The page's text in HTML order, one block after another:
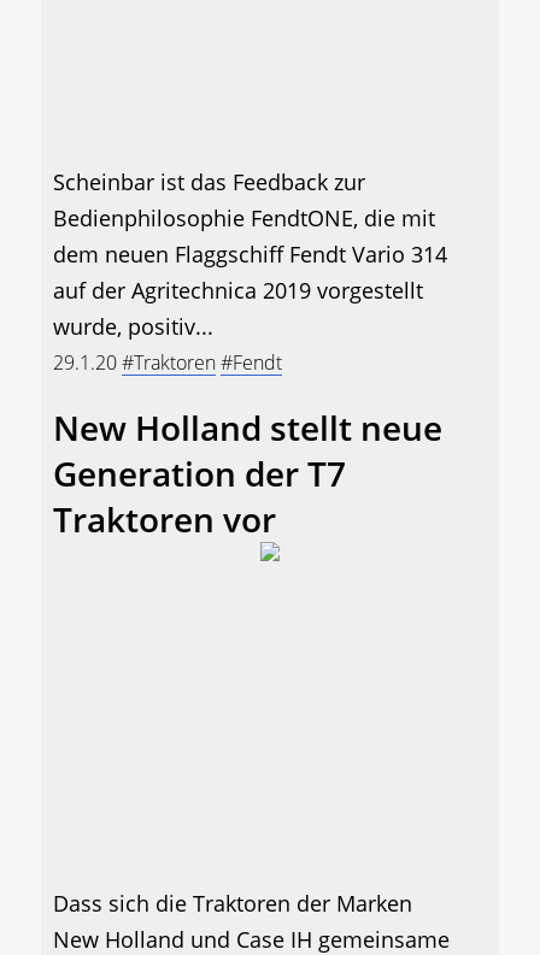
Scheinbar ist das Feedback zur
Bedienphilosophie FendtONE, die mit
dem neuen Flaggschiff Fendt Vario 314
auf der Agritechnica 2019 vorgestellt
wurde, positiv...
29.1.20#Traktoren#Fendt
New Holland stellt neue
Generation der T7
Traktoren vor
Dass sich die Traktoren der Marken
New Holland und Case IH gemeinsame